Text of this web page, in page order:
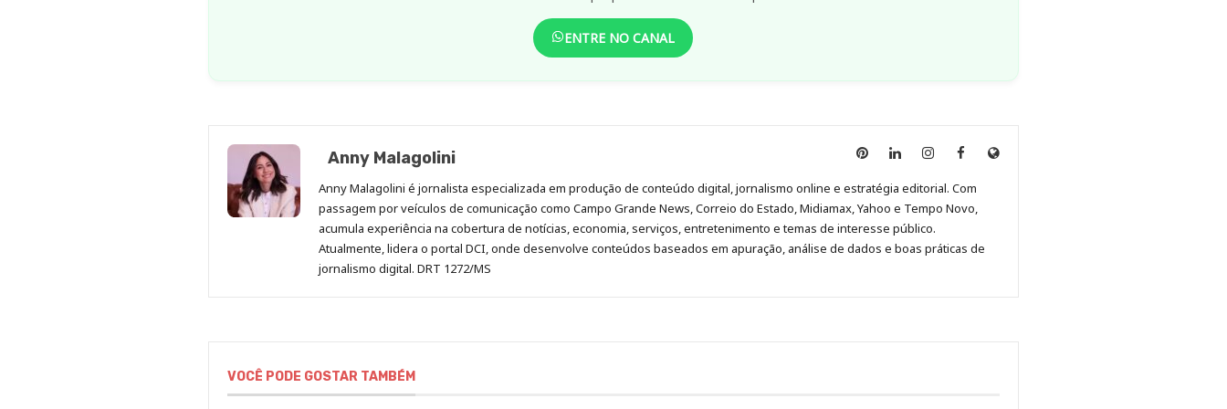
ENTRE NO CANAL
Anny Malagolini
Anny
no
Pinterest
Anny
no
LinkedIn
Anny
no
Instagram
Anny
no
Facebook
Site
Anny Malagolini é jornalista especializada em produção de conteúdo digital, jornalismo online e estratégia editorial. Com
passagem por veículos de comunicação como Campo Grande News, Correio do Estado, Midiamax, Yahoo e Tempo Novo,
acumula experiência na cobertura de notícias, economia, serviços, entretenimento e temas de interesse público.
Atualmente, lidera o portal DCI, onde desenvolve conteúdos baseados em apuração, análise de dados e boas práticas de
jornalismo digital. DRT 1272/MS
VOCÊ PODE GOSTAR TAMBÉM